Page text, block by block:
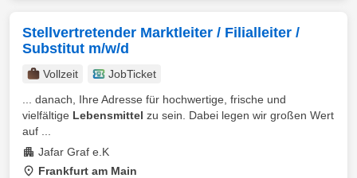
Stellvertretender Marktleiter / Filialleiter /
Substitut m/w/d
Vollzeit
JobTicket
... danach, Ihre Adresse für hochwertige, frische und
vielfältige Lebensmittel zu sein. Dabei legen wir großen Wert
auf ...
Jafar Graf e.K
Frankfurt am Main